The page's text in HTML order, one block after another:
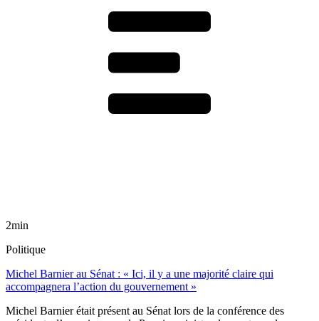
2min
Politique
Michel Barnier au Sénat : « Ici, il y a une majorité claire qui
accompagnera l’action du gouvernement »
Michel Barnier était présent au Sénat lors de la conférence des